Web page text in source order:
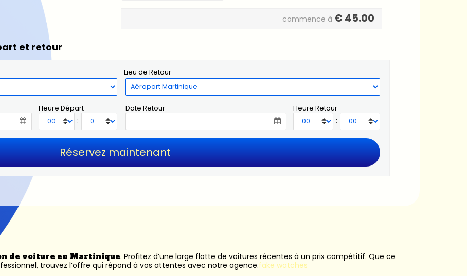
commence à € 45.00
et retour
Lieu de Retour
Heure Départ
:
Date Retour Heure Retour
:
de voiture en Martinique. Profitez d’une large flotte de voitures récentes à un prix compétitif. Que ce
trouvez l’offre qui répond à vos attentes avec notre agence.fake watches